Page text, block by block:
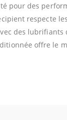
pour des
respecte
des lubrifiants
offre le